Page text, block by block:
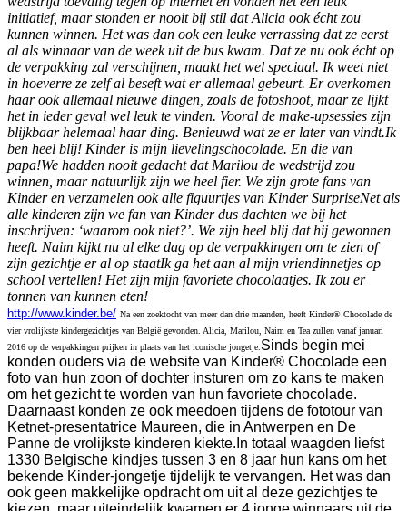
initiatief, maar stonden er nooit bij stil dat Alicia ook écht zou
kunnen winnen. Het was dan ook een leuke verrassing dat ze eerst
al als winnaar van de week uit de bus kwam. Dat ze nu ook écht op
de verpakking zal verschijnen, maakt het wel speciaal. Ik weet niet
in hoeverre ze zelf al beseft wat er allemaal gebeurt. Er overkomen
haar ook allemaal nieuwe dingen, zoals de fotoshoot, maar ze lijkt
het in ieder geval wel leuk te vinden. Vooral de make-upsessies zijn
blijkbaar helemaal haar ding. Benieuwd wat ze er later van vindt.Ik
ben heel blij! Kinder is mijn lievelingschocolade. En die van
papa!We hadden nooit gedacht dat Marilou de wedstrijd zou
winnen, maar natuurlijk zijn we heel fier. We zijn grote fans van
Kinder en verzamelen ook alle figuurtjes van Kinder SurpriseNet als
alle kinderen zijn we fan van Kinder dus dachten we bij het
inschrijven: ‘waarom ook niet?’. We zijn heel blij dat hij gewonnen
heeft. Naim kijkt nu al elke dag op de verpakkingen om te zien of
zijn gezichtje er al op staatIk ga het aan al mijn vriendinnetjes op
school vertellen! Het zijn mijn favoriete chocolaatjes. Ik zou er
tonnen van kunnen eten!
http://www.kinder.be/ Na een zoektocht van meer dan drie maanden, heeft Kinder® Chocolade de
vier vrolijkste kindergezichtjes van België gevonden. Alicia, Marilou, Naim en Tea zullen vanaf januari
2016 op de verpakkingen prijken in plaats van het iconische jongetje. Sinds begin mei
konden ouders via de website van Kinder® Chocolade een
foto van hun zoon of dochter insturen om zo kans te maken
om het gezicht te worden van hun favoriete chocolade.
Daarnaast konden ze ook meedoen tijdens de fototour van
Ketnet-presentatrice Maureen, die in Antwerpen en De
Panne de vrolijkste kinderen kiekte. In totaal waagden liefst
1330 Belgische kindjes tussen 3 en 8 jaar hun kans om het
bekende Kinder-jongetje tijdelijk te vervangen. Het was dan
ook geen makkelijke opdracht om uit al deze gezichtjes te